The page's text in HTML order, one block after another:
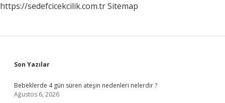
https://sedefcicekcilik.com.trSitemap
Sidebar
Son Yazılar
Bebeklerde 4 gün süren ateşin nedenleri nelerdir ?
Ağustos 6, 2026